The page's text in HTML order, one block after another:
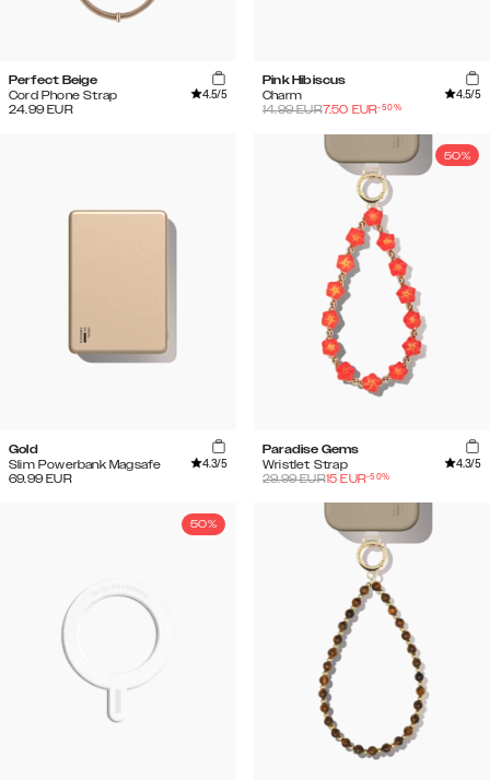
Perfect Beige
Cord Phone Strap
4.5/5
24.99 EUR
Pink Hibiscus
Charm
4.5/5
14.99EUR7.50 EUR-50%
Gold
Slim Powerbank Magsafe
4.3/5
69.99 EUR
50%
Paradise Gems
Wristlet Strap
4.3/5
29.99EUR15 EUR-50%
50%